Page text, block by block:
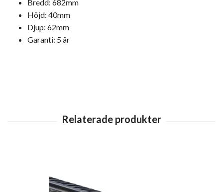
Bredd: 682mm
Höjd: 40mm
Djup: 62mm
Garanti: 5 år